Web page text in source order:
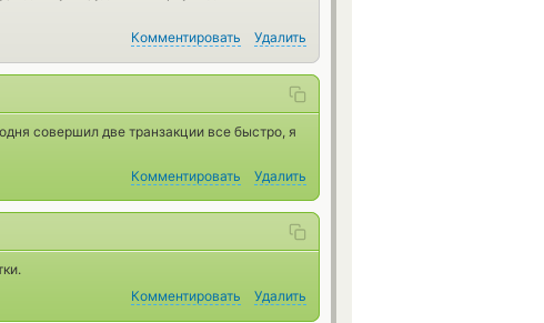
Комментировать Удалить
совершил две транзакции все быстро, я
Комментировать
Удалить
Комментировать Удалить